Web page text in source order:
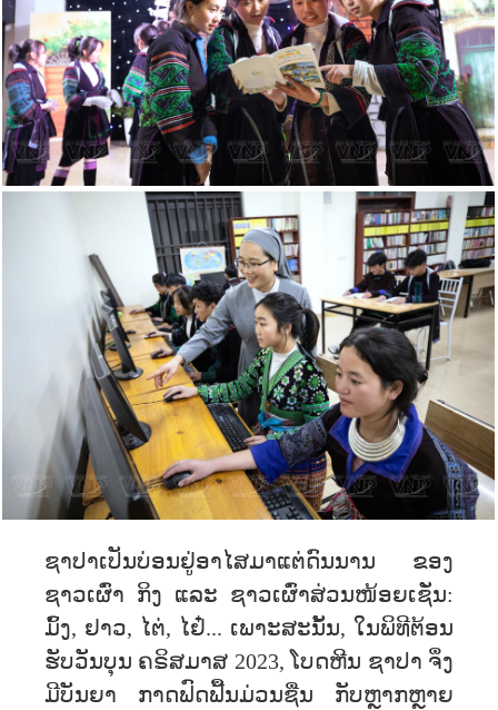
ຊາປາເປັນບ່ອນຢູ່ອາໄສມາແຕ່ດົນນານ ຂອງ
ຊາວເຜົ່າ ກິງ ແລະ ຊາວເຜົ່າສ່ວນໜ້ອຍເຊັ່ນ:
ມົ້ງ, ຢາວ, ໄຕ່, ໄຢ໋... ເພາະສະນັ້ນ, ໃນພິທີຕ້ອນ
ຮັບວັນບຸນ ຄຣິສມາສ 2023, ໂບດຫີນ ຊາປາ ຈຶ່ງ
ມີບັນຍາ ກາດຟົດຟື້ນມ່ວນຊື່ນ ກັບຫຼາກຫຼາຍ